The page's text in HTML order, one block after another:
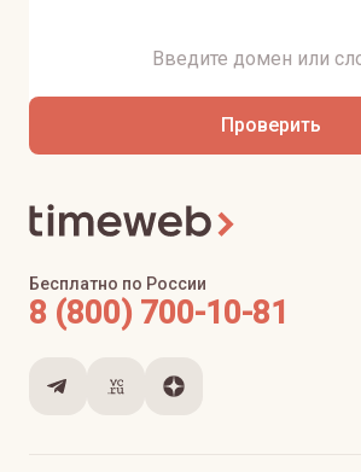
Проверить
Бесплатно по России
8 (800) 700-10-81